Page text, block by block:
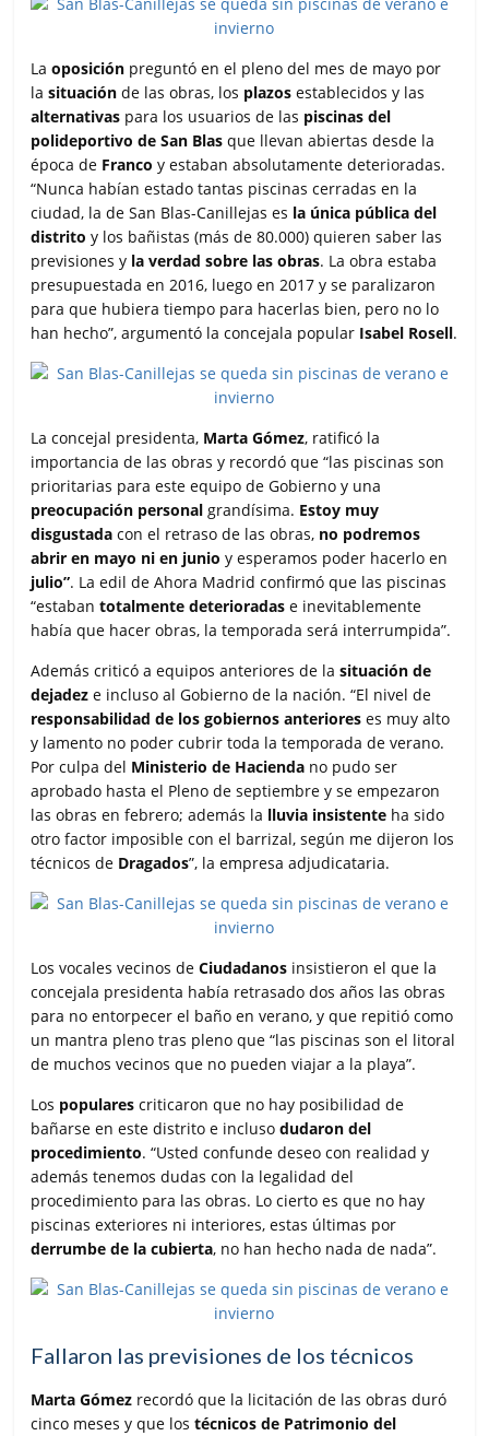
Laoposición preguntó en el pleno del mes de mayo por
lasituaciónde las obras, los plazosestablecidos y las
alternativas para los usuarios de las piscinas del
polideportivo de San Blas que llevan abiertas desde la
época de Franco y estaban absolutamente deterioradas.
“Nunca habían estado tantas piscinas cerradas en la
ciudad, la de San Blas-Canillejas es la única pública del
distrito y los bañistas (más de 80.000) quieren saber las
previsiones y la verdad sobre las obras. La obra estaba
presupuestada en 2016, luego en 2017 y se paralizaron
para que hubiera tiempo para hacerlas bien, pero no lo
han hecho”, argumentó la concejala popular Isabel Rosell.
La concejal presidenta, Marta Gómez, ratificó la
importancia de las obras y recordó que “las piscinas son
prioritarias para este equipo de Gobierno y una
preocupación personal grandísima. Estoy muy
disgustada con el retraso de las obras, no podremos
abrir en mayo ni en junio y esperamos poder hacerlo en
julio”. La edil de Ahora Madrid confirmó que las piscinas
“estabantotalmente deterioradas e inevitablemente
había que hacer obras, la temporada será interrumpida”.
Además criticó a equipos anteriores de lasituación de
dejadez e incluso al Gobierno de la nación. “El nivel de
responsabilidad de los gobiernos anteriores es muy alto
y lamento no poder cubrir toda la temporada de verano.
Por culpa del Ministerio de Hacienda no pudo ser
aprobado hasta el Pleno de septiembre y se empezaron
las obras en febrero; además la lluvia insistente ha sido
otro factor imposible con el barrizal, según me dijeron los
técnicos de Dragados”, la empresa adjudicataria.
Los vocales vecinos deCiudadanos insistieron el que la
concejala presidenta había retrasado dos años las obras
para no entorpecer el baño en verano, y que repitió como
un mantra pleno tras pleno que “las piscinas son el litoral
de muchos vecinos que no pueden viajar a la playa”.
Los populares criticaron que no hay posibilidad de
bañarse en este distrito e inclusodudaron del
procedimiento. “Usted confunde deseo con realidad y
además tenemos dudas con la legalidad del
procedimiento para las obras. Lo cierto es que no hay
piscinas exteriores ni interiores, estas últimas por
derrumbe de la cubierta, no han hecho nada de nada”.
Fallaron las previsiones de los técnicos
Marta Gómez recordó que la licitación de las obras duró
cinco meses y que lostécnicos de Patrimonio del